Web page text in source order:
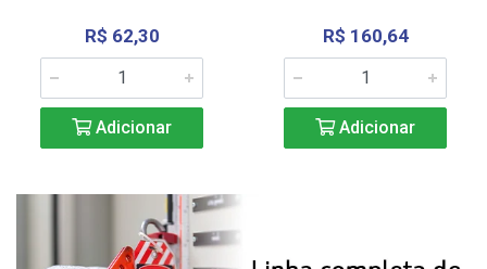
R$ 62,30
Adicionar
R$ 160,64
Adicionar